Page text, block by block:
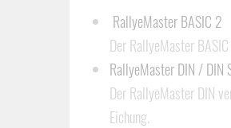
RallyeMaster BASIC 2
Der RallyeMaster
RallyeMaster DIN / DIN
Der RallyeMaster DIN
Eichung.